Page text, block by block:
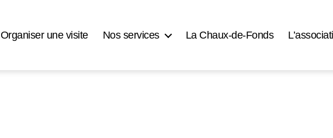
Organiser une visite Nos services La Chaux-de-Fonds